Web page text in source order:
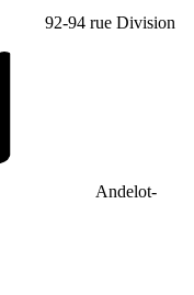
92-94 rue Division
Andelot-